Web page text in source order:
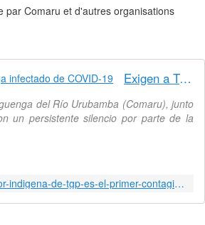
par Comaru et d'autres organisations
Exigen a TGP pronunciarse por machiguenga infectado de COVID-19
del Río Urubamba (Comaru), junto
un persistente silencio por parte de la
https://www.servindi.org/19/06/2020/trabajador-indigena-de-tgp-es-el-primer-contagiado-en-megantoni